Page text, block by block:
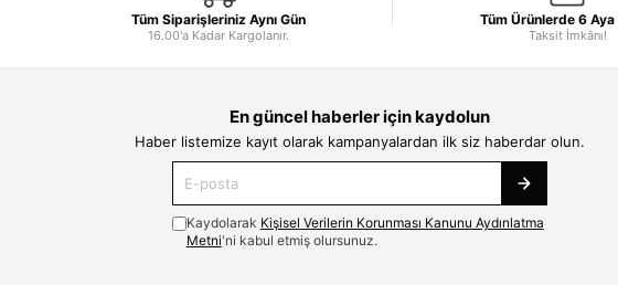
Tüm Siparişleriniz Aynı Gün
16.00'a Kadar Kargolanır.
Tüm Ürünlerde 6 Aya
Taksit İmkânı!
En güncel haberler için kaydolun
Haber listemize kayıt olarak kampanyalardan ilk siz haberdar olun.
Kaydolarak Kişisel Verilerin Korunması Kanunu Aydınlatma
Metni'ni kabul etmiş olursunuz.